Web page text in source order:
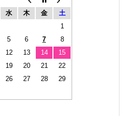
水 木 金
土
1
5 6 7
8
12 13 14
15
19 20 21
22
26 27 28
29